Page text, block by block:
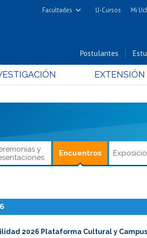
Facultades
Cs. Físicas y Matemáticas
Cs. Químicas y Farmacéuticas
Estudios Avanzados en Educación
U-Cursos Mi
Postulantes
EXTENSIÓN
y
Encuentros
2026 Plataforma Cultural y Campus